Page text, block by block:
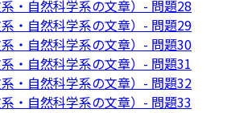
・自然科学系の文章）- 問題28
・自然科学系の文章）- 問題29
・自然科学系の文章）- 問題30
・自然科学系の文章）- 問題31
・自然科学系の文章）- 問題32
・自然科学系の文章）- 問題33